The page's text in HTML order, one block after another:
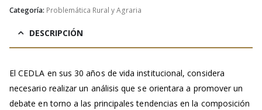
Categoría: Problemática Rural y Agraria
DESCRIPCIÓN
El CEDLA en sus 30 años de vida institucional, considera
necesario realizar un análisis que se orientara a promover un
debate en torno a las principales tendencias en la composición